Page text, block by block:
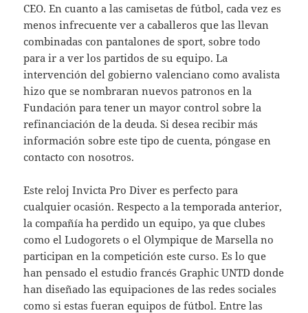
CEO. En cuanto a las camisetas de fútbol, cada vez es
menos infrecuente ver a caballeros que las llevan
combinadas con pantalones de sport, sobre todo
para ir a ver los partidos de su equipo. La
intervención del gobierno valenciano como avalista
hizo que se nombraran nuevos patronos en la
Fundación para tener un mayor control sobre la
refinanciación de la deuda. Si desea recibir más
información sobre este tipo de cuenta, póngase en
contacto con nosotros.
Este reloj Invicta Pro Diver es perfecto para
cualquier ocasión. Respecto a la temporada anterior,
la compañía ha perdido un equipo, ya que clubes
como el Ludogorets o el Olympique de Marsella no
participan en la competición este curso. Es lo que
han pensado el estudio francés Graphic UNTD donde
han diseñado las equipaciones de las redes sociales
como si estas fueran equipos de fútbol. Entre las